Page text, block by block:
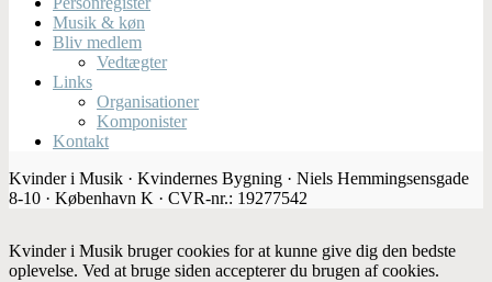
Musik & køn
Bliv medlem
Vedtægter
Links
Organisationer
Komponister
Kontakt
Kvinder i Musik · Kvindernes Bygning · Niels Hemmingsensgade
8-10 · København K · CVR-nr.: 19277542
Kvinder i Musik bruger cookies for at kunne give dig den bedste
oplevelse. Ved at bruge siden accepterer du brugen af cookies.